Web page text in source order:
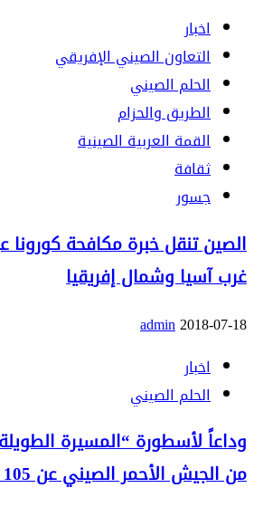
اخبار
التعاون الصيني الإفريقي
الحلم الصيني
الطريق والحزام
القمة العربية الصينية
ثقافة
جسور
الصين تنقل خبرة مكافحة كورونا
غرب آسيا وشمال إفريقيا
2018-07-18
admin
اخبار
الحلم الصيني
وداعاً لأسطورة “المسيرة
من الجيش الأحمر الصيني عن 105 عاماً